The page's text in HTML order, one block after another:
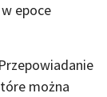
epoce
można